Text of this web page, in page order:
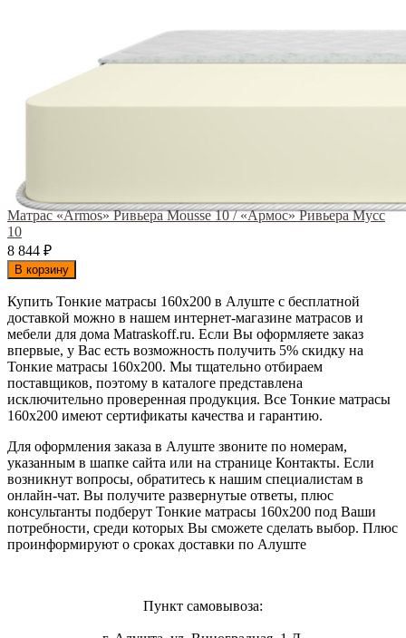
Матрас «Armos» Ривьера Mousse 10 / «Армос» Ривьера Мусс
10
8 844 ₽
В корзину
Купить Тонкие матрасы 160х200 в Алуште с бесплатной
доставкой можно в нашем интернет-магазине матрасов и
мебели для дома Matraskoff.ru. Если Вы оформляете заказ
впервые, у Вас есть возможность получить 5% скидку на
Тонкие матрасы 160х200. Мы тщательно отбираем
поставщиков, поэтому в каталоге представлена
исключительно проверенная продукция. Все Тонкие матрасы
160х200 имеют сертификаты качества и гарантию.
Для оформления заказа в Алуште звоните по номерам,
указанным в шапке сайта или на странице Контакты. Если
возникнут вопросы, обратитесь к нашим специалистам в
онлайн-чат. Вы получите развернутые ответы, плюс
консультанты подберут Тонкие матрасы 160х200 под Ваши
потребности, среди которых Вы сможете сделать выбор. Плюс
проинформируют о сроках доставки по Алуште
Пункт самовывоза: